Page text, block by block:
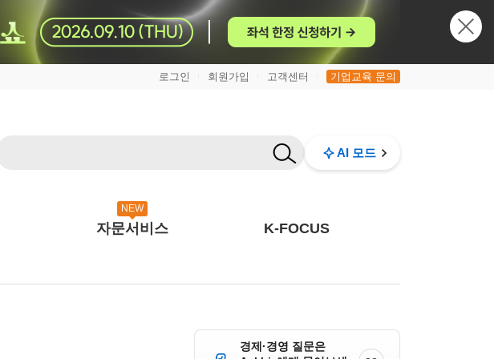
로그인 회원가입 고객센터 기업교육 문의
AI 모드
NEW
자문서비스 K-FOCUS
경제·경영 질문은